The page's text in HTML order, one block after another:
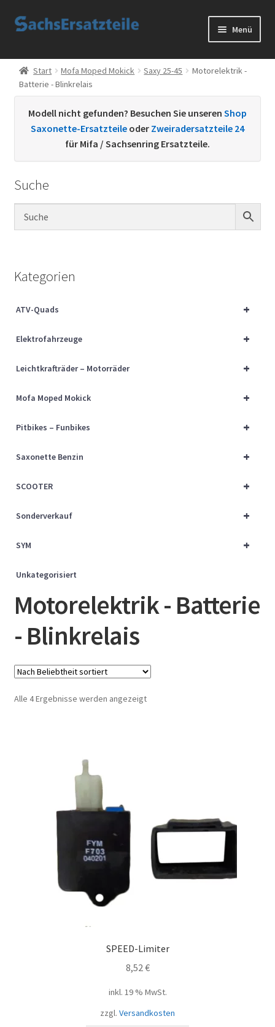
Zur
Zum
Menü
Start
AGB
Datenschutzerklärung
Kontakt
Sachs Ersatzteile
Über uns
Start Mofa Moped Mokick Saxy 25-45
Motorelektrik -
Batterie - Blinkrelais
Modell nicht gefunden? Besuchen Sie unseren Shop
Saxonette-Ersatzteile oder Zweiradersatzteile 24
für Mifa / Sachsenring Ersatzteile.
Suche
Kategorien
+
ATV-Quads
+
Elektrofahrzeuge
+
Leichtkrafträder – Motorräder
+
Mofa Moped Mokick
+
Pitbikes – Funbikes
+
Saxonette Benzin
+
SCOOTER
+
Sonderverkauf
+
SYM
Unkategorisiert
Motorelektrik - Batterie
- Blinkrelais
Alle 4 Ergebnisse werden angezeigtNach
SPEED-Limiter
8,52 €
inkl. 19 % MwSt.
zzgl. Versandkosten